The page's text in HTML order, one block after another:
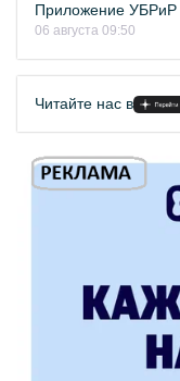
Приложение УБРиР
06 августа 09:50
Читайте нас в